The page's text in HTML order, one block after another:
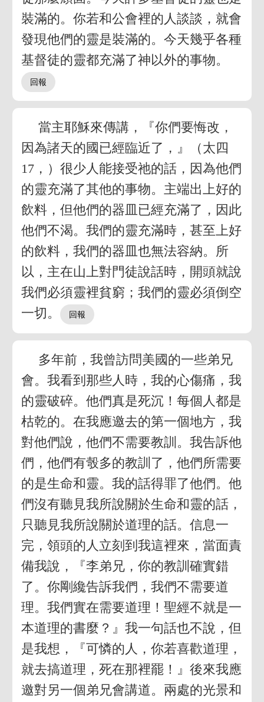
裝滿的。你若和公會裡的人談談，就會
發現他們的靈是裝滿的。今天幾乎各種
基督徒的靈都充滿了神以外的事物。
當主耶穌來傳講，『你們要悔改，
因為諸天的國已經臨近了，』（太四
17，）很少人能接受祂的話，因為他們
的靈充滿了其他的事物。主端出上好的
飲料，但他們的器皿已經充滿了，因此
他們不渴。我們的靈充滿時，甚至上好
的飲料，我們的器皿也無法容納。所
以，主在山上對門徒說話時，開頭就說
我們必須靈裡貧窮；我們的靈必須倒空
一切。
多年前，我曾訪問美國的一些弟兄
會。我看到那些人時，我的心傷痛，我
的靈破碎。他們真是死沉！每個人都是
枯乾的。在我應邀去的第一個地方，我
對他們說，他們不需要教訓。我告訴他
們，他們有彀多的教訓了，他們所需要
的是生命和靈。我的話得罪了他們。他
們沒有聽見我所說關於生命和靈的話，
只聽見我所說關於道理的話。信息一
完，領頭的人立刻到我這裡來，當面責
備我說，『李弟兄，你的教訓確實錯
了。你剛纔告訴我們，我們不需要道
理。我們實在需要道理！聖經不就是一
本道理的書麼？』我一句話也不說，但
是我想，『可憐的人，你若喜歡道理，
就去搞道理，死在那裡罷！』後來我應
邀對另一個弟兄會講道。兩處的光景和